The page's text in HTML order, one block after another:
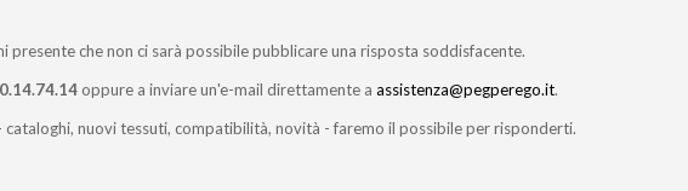
presente che non ci sarà possibile pubblicare una risposta soddisfacente.
oppure a inviare un'e-mail direttamente aassistenza@pegperego.it.
cataloghi, nuovi tessuti, compatibilità, novità - faremo il possibile per risponderti.